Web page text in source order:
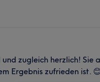
zugleich herzlich! Sie
Ergebnis zufrieden ist.